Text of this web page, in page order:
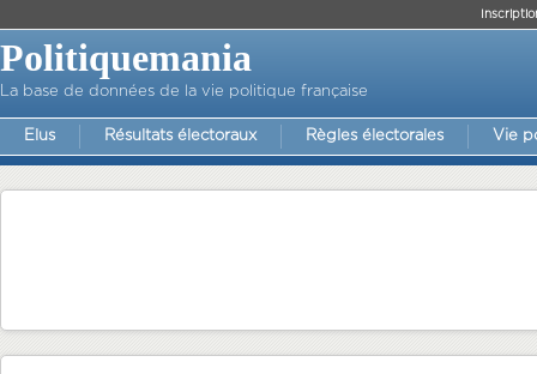
Politiquemania
La base de données de la vie politique française
Elus Résultats électoraux Règles électorales Vie